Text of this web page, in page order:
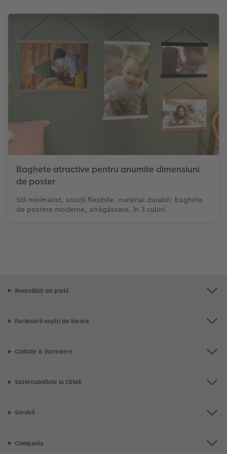
Baghete atractive pentru anumite dimensiuni
de poster
Stil minimalist, soluții flexibile, material durabil: baghete
de postere moderne, atrăgătoare, în 3 culori.
Modalități de plată
Partenerii noștri de livrare
Calitate & Încredere
Sustenabilitate la CEWE
Servicii
Compania